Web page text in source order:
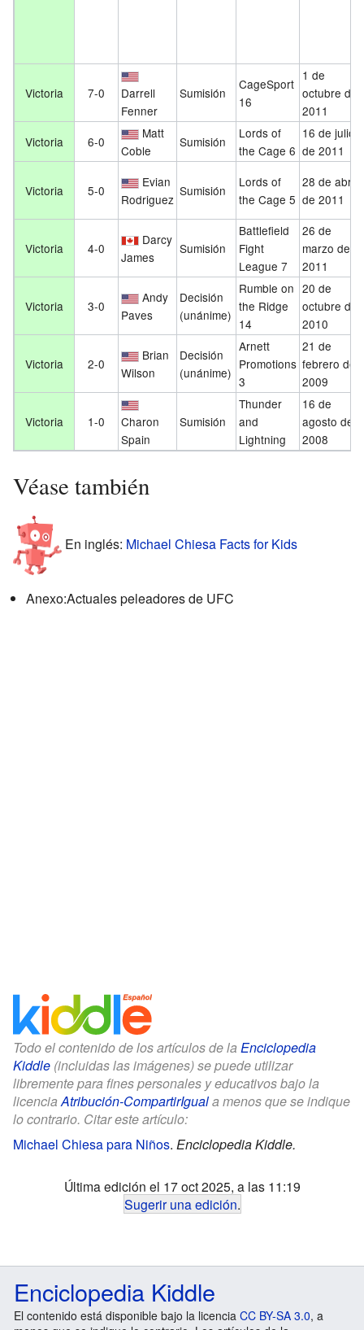
Victoria 7-0
Darrell
Fenner
Sumisión
CageSport
16
1 de
octubre de
2011
Victoria
6-0
Matt
Coble
Sumisión
Lords of
the Cage 6
16 de julio
de 2011
Victoria 5-0
Evian
Rodriguez
Sumisión
Lords of
the Cage 5
28 de abril
de 2011
Victoria 4-0
Darcy
James
Sumisión
Battlefield
Fight
League 7
26 de
marzo de
2011
Victoria 3-0
Andy
Paves
Decisión
(unánime)
Rumble on
the Ridge
14
20 de
octubre de
2010
Victoria 2-0
Brian
Wilson
Decisión
(unánime)
Arnett
Promotions
3
21 de
febrero de
2009
Victoria 1-0
Charon
Spain
Sumisión
Thunder
and
Lightning
16 de
agosto de
2008
Véase también
En inglés: Michael Chiesa Facts for Kids
Anexo:Actuales peleadores de UFC
Todo el contenido de los artículos de la Enciclopedia
Kiddle (incluidas las imágenes) se puede utilizar
libremente para fines personales y educativos bajo la
licencia Atribución-CompartirIguala menos que se indique
lo contrario. Citar este artículo:
Michael Chiesa para Niños. Enciclopedia Kiddle.
Última edición el 17 oct 2025, a las 11:19
Sugerir una edición.
Enciclopedia Kiddle
El contenido está disponible bajo la licencia CC BY-SA 3.0, a